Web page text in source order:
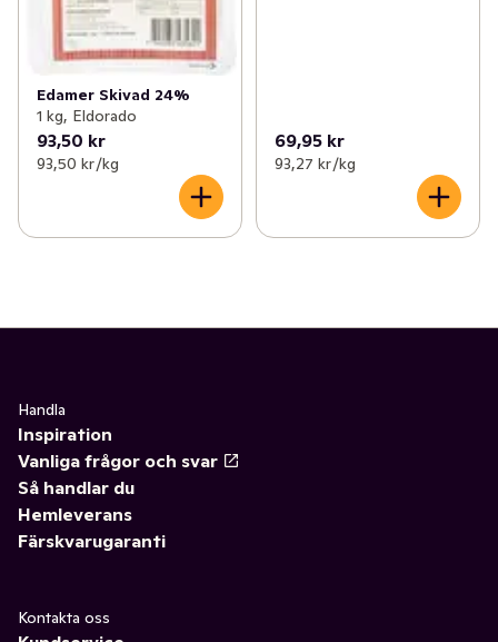
Edamer Skivad 24%
1 kg, Eldorado
93,50 kr
93,50 kr /kg
69,95 kr
93,27 kr /kg
Handla
Inspiration
Vanliga frågor och svar
Så handlar du
Hemleverans
Färskvarugaranti
Kontakta oss